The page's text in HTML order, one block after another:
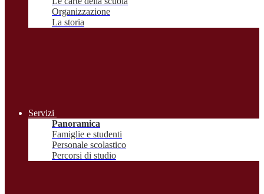
Organizzazione
La storia
Servizi
Panoramica
Famiglie e studenti
Personale scolastico
Percorsi di studio